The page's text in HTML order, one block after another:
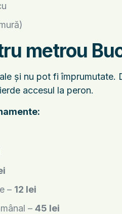
metrou
și nu pot fi
accesul la peron.
– 12 lei
–45 lei